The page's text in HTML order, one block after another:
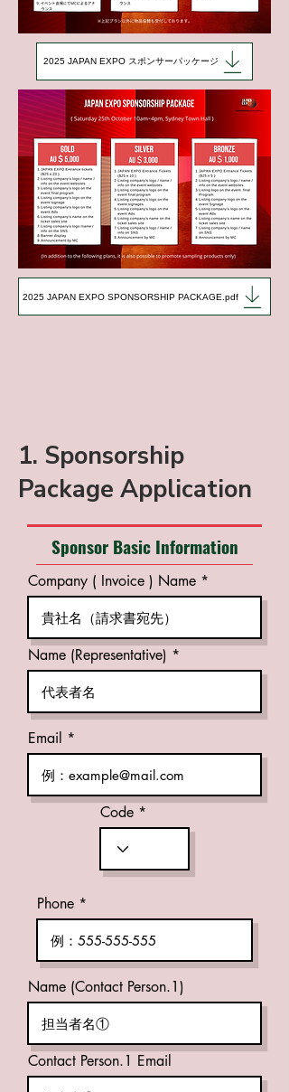
2025 JAPAN EXPO スポンサーパッケージ
2025 JAPAN EXPO SPONSORSHIP PACKAGE.pdf
1. Sponsorship
Package Application
Sponsor Basic Information
Company ( Invoice ) Name
Name (Representative)
Email
Code
Phone
Name (Contact Person.1)
Contact Person.1 Email